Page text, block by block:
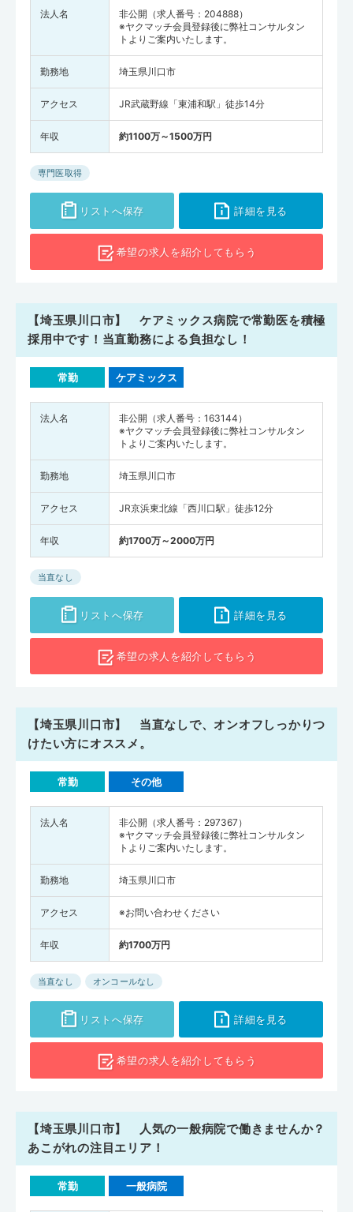
法人名
非公開（求人番号：204888）
※ヤクマッチ会員登録後に弊社コンサルタン
トよりご案内いたします。
勤務地 埼玉県川口市
アクセス JR武蔵野線「東浦和駅」徒歩14分
年収 約1100万～1500万円
専門医取得
リストへ保存 詳細を見る
希望の求人を紹介してもらう
【埼玉県川口市】 ケアミックス病院で常勤医を積極
採用中です！当直勤務による負担なし！
常勤 ケアミックス
法人名
非公開（求人番号：163144）
※ヤクマッチ会員登録後に弊社コンサルタン
トよりご案内いたします。
勤務地 埼玉県川口市
アクセス JR京浜東北線「西川口駅」徒歩12分
年収 約1700万～2000万円
当直なし
リストへ保存 詳細を見る
希望の求人を紹介してもらう
【埼玉県川口市】 当直なしで、オンオフしっかりつ
けたい方にオススメ。
常勤 その他
法人名
非公開（求人番号：297367）
※ヤクマッチ会員登録後に弊社コンサルタン
トよりご案内いたします。
勤務地 埼玉県川口市
アクセス ※お問い合わせください
年収 約1700万円
当直なし オンコールなし
リストへ保存 詳細を見る
希望の求人を紹介してもらう
【埼玉県川口市】 人気の一般病院で働きませんか？
あこがれの注目エリア！
常勤 一般病院